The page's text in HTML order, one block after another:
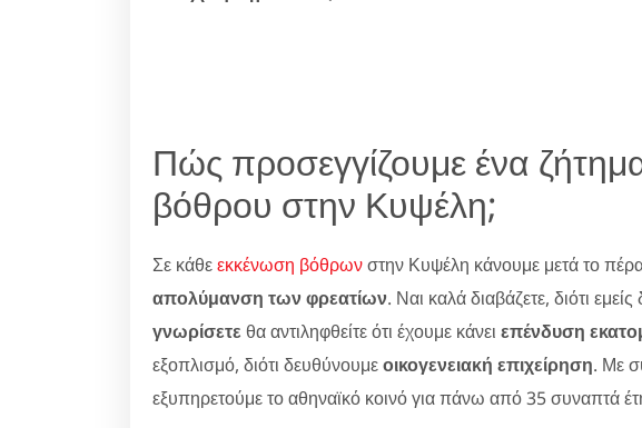
Πώς προσεγγίζουμε ένα
βόθρου στην Κυψέλη;
Σε κάθεεκκένωση βόθρωνστην Κυψέλη κάνουμε μετά το
απολύμανση των φρεατίων. Ναι καλά διαβάζετε, διότι
γνωρίσετε θα αντιληφθείτε ότι έχουμε κάνει επένδυση
εξοπλισμό, διότι δευθύνουμεοικογενειακή επιχείρηση. Με
εξυπηρετούμε το αθηναϊκό κοινό για πάνω από 35 συναπτά